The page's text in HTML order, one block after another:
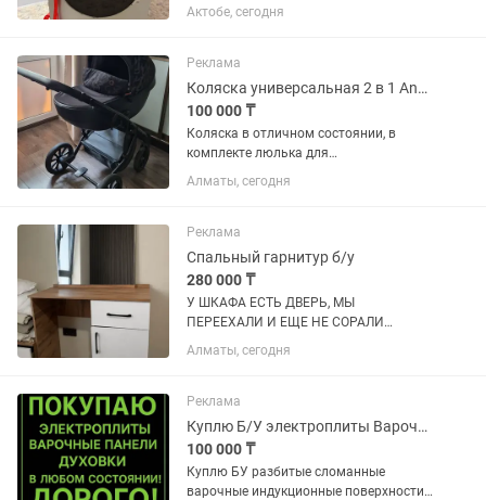
остальном всё работает исправно.
Актобе, сегодня
Реклама
Коляска универсальная 2 в 1 Anex M/Type, черный, графит
100 000 ₸
Коляска в отличном состоянии, в
комплекте люлька для
новорожденного и прогулочный блок,
цвет смотрится очень стильно,
сломан замок Нижняя корзина в
комплекте,...
Алматы, сегодня
Реклама
Спальный гарнитур б/у
280 000 ₸
У ШКАФА ЕСТЬ ДВЕРЬ, МЫ
ПЕРЕЕХАЛИ И ЕЩЕ НЕ СОРАЛИ
МЕБЕЛЬ!!!! Продаю спальный гарнитур
в отличном состоянии. Мебель
сломано, без вздутия ЛДСП. Есть
только небольшая...
Алматы, сегодня
Реклама
Куплю Б/У электроплиты Варочные поверхности индукционные сенсорные Дорого
100 000 ₸
Куплю БУ разбитые сломанные
варочные индукционные поверхности